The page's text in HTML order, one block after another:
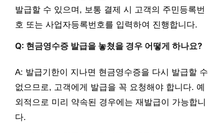
발급할 수 있으며, 보통 결제 시 고객의 주민등록번
호 또는 사업자등록번호를 입력하여 진행합니다.
Q: 현금영수증 발급을 놓쳤을 경우 어떻게 하나요?
A: 발급기한이 지나면 현금영수증을 다시 발급할 수
없으므로, 고객에게 발급을 꼭 요청해야 합니다. 예
외적으로 미리 약속된 경우에는 재발급이 가능합니
다.